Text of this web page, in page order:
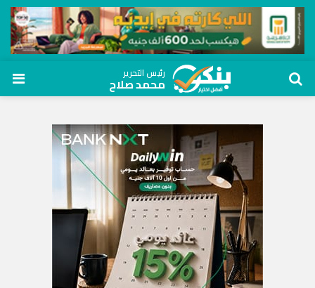
رئيس التحرير
محمد صلاح